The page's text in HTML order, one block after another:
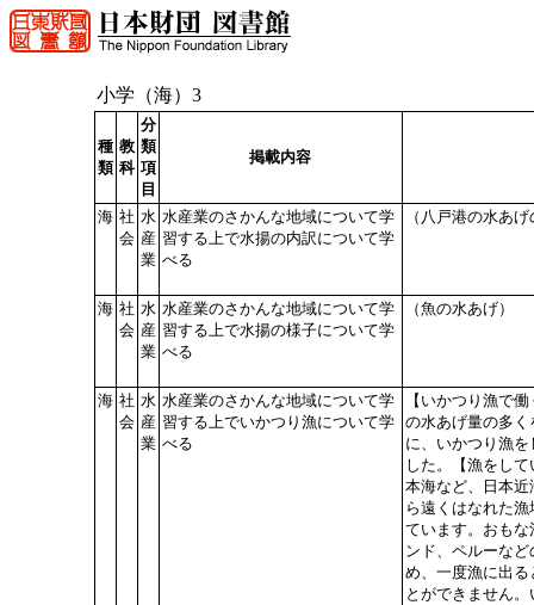
小学（海）3
種
類
教
科
分
類
項
目
掲載内容
海 社
会
水
産
業
水産業のさかんな地域について学
習する上で水揚の内訳について学
べる
（八戸港の水あ
海 社
会
水
産
業
水産業のさかんな地域について学
習する上で水揚の様子について学
べる
（魚の水あげ）
海 社
会
水
産
業
水産業のさかんな地域について学
習する上でいかつり漁について学
べる
【いかつり漁で
の水あげ量の多
に、いかつり漁
した。【漁をし
本海など、日本
ら遠くはなれた
ています。おも
ンド、ペルーな
め、一度漁に出
とができません